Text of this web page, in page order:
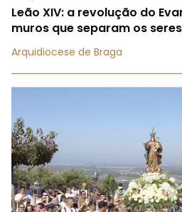
Leão XIV: a revolução do
muros que separam os
Arquidiocese de Braga